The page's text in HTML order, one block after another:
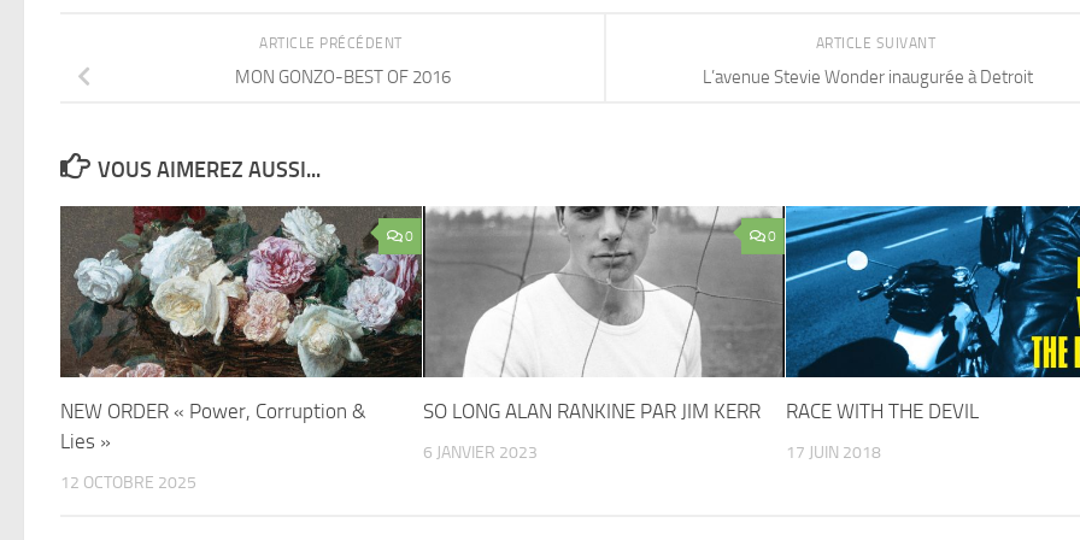
ARTICLE SUIVANT
L’avenue Stevie Wonder inaugurée à Detroit
ARTICLE PRÉCÉDENT
MON GONZO-BEST OF 2016
VOUS AIMEREZ AUSSI...
0
NEW ORDER « Power, Corruption &
Lies »
12 OCTOBRE 2025
0
SO LONG ALAN RANKINE PAR JIM KERR
6 JANVIER 2023
RACE WITH THE DEVIL
17 JUIN 2018